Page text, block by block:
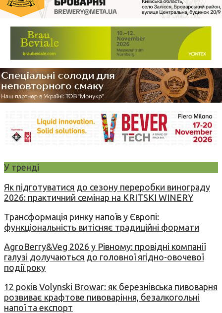
У тренді
Як підготуватися до сезону переробки винограду
2026: практичний семінар на KRITSKI WINERY
Трансформація ринку напоїв у Європі:
функціональність витісняє традиційні формати
AgroBerry&Veg 2026 у Рівному: провідні компанії
галузі долучаються до головної ягідно-овочевої
події року
12 років Volynski Browar: як березнівська пивоварня
розвиває крафтове пивоваріння, безалкогольні
напої та експорт